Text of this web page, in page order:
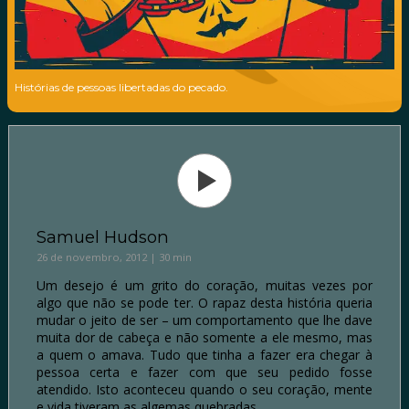
Histórias de pessoas libertadas do pecado.
Samuel Hudson
26 de novembro, 2012 | 30 min
Um desejo é um grito do coração, muitas vezes por
algo que não se pode ter. O rapaz desta história queria
mudar o jeito de ser – um comportamento que lhe dave
muita dor de cabeça e não somente a ele mesmo, mas
a quem o amava. Tudo que tinha a fazer era chegar à
pessoa certa e fazer com que seu pedido fosse
atendido. Isto aconteceu quando o seu coração, mente